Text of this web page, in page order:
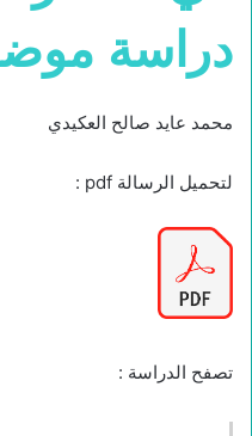
دراسة
محمد عايد صالح العكيدي
لتحميل الرسالة pdf :
تصفح الدراسة :